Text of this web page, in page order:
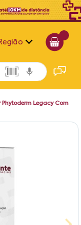
Alagoas
Bahia
Phytoderm Legacy Com